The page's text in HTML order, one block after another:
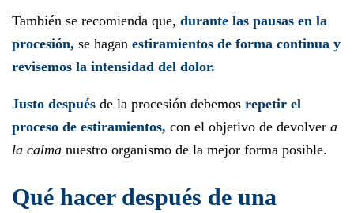
También se recomienda que, durante las pausas en la
procesión, se hagan estiramientos de forma continua y
revisemos la intensidad del dolor.
Justo después de la procesión debemos repetir el
proceso de estiramientos, con el objetivo de devolver a
la calma nuestro organismo de la mejor forma posible.
Qué hacer después de una